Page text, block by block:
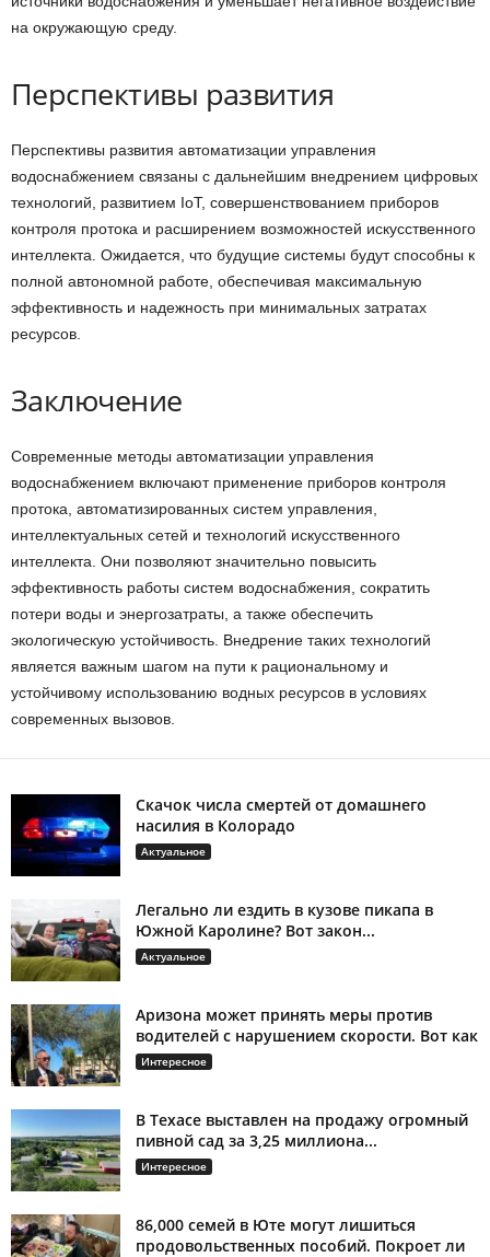
на окружающую среду.
Перспективы развития
Перспективы развития автоматизации управления
водоснабжением связаны с дальнейшим внедрением цифровых
технологий, развитием IoT, совершенствованием приборов
контроля протока и расширением возможностей искусственного
интеллекта. Ожидается, что будущие системы будут способны к
полной автономной работе, обеспечивая максимальную
эффективность и надежность при минимальных затратах
ресурсов.
Заключение
Современные методы автоматизации управления
водоснабжением включают применение приборов контроля
протока, автоматизированных систем управления,
интеллектуальных сетей и технологий искусственного
интеллекта. Они позволяют значительно повысить
эффективность работы систем водоснабжения, сократить
потери воды и энергозатраты, а также обеспечить
экологическую устойчивость. Внедрение таких технологий
является важным шагом на пути к рациональному и
устойчивому использованию водных ресурсов в условиях
современных вызовов.
Скачок числа смертей от домашнего
насилия в Колорадо
Актуальное
Легально ли ездить в кузове пикапа в
Южной Каролине? Вот закон...
Актуальное
Аризона может принять меры против
водителей с нарушением скорости. Вот как
Интересное
В Техасе выставлен на продажу огромный
пивной сад за 3,25 миллиона...
Интересное
86,000 семей в Юте могут лишиться
продовольственных пособий. Покроет ли